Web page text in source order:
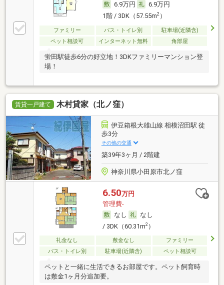
6.9万円
6.9万円
1階 / 3DK（57.55m2）
ファミリー バス・トイレ別
駐車場(近隣含)
ペット相談可
インターネット無料 角部屋
蛍田駅徒歩6分の好立地！3DKファミリーマンション登
場！
賃貸一戸建て 木村貸家（北ノ窪）
伊豆箱根大雄山線 相模沼田駅 徒
歩3分
その他の交通
築39年3ヶ月 / 2階建
神奈川県小田原市北ノ窪
6.50万円
管理費-
なし
なし
/ 3DK（60.31m2）
礼金なし 敷金なし
ファミリー
バス・トイレ別
駐車場(近隣含) ペット相談可
ペットと一緒に生活できるお部屋です。ペット飼育時
は敷金1ヶ月分追加要。